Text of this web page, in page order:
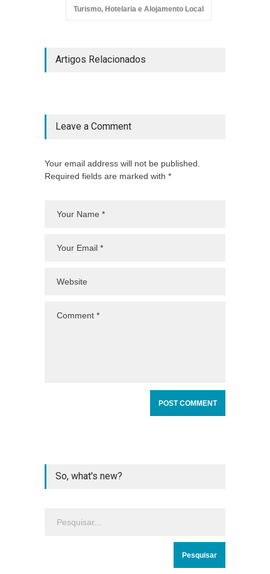
Turismo, Hotelaria e Alojamento Local
Artigos Relacionados
Leave a Comment
Your email address will not be published.
Required fields are marked with *
So, what's new?